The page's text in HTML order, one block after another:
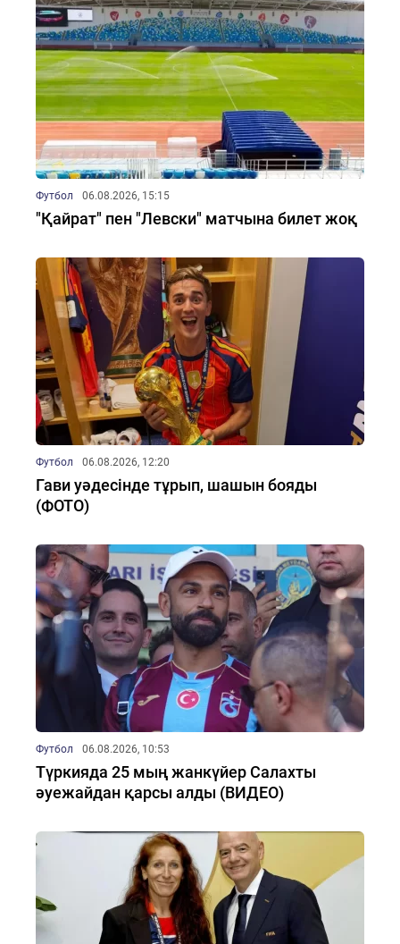
Футбол 06.08.2026, 15:15
"Қайрат" пен "Левски" матчына билет жоқ
Футбол 06.08.2026, 12:20
Гави уәдесінде тұрып, шашын бояды
(ФОТО)
Футбол 06.08.2026, 10:53
Түркияда 25 мың жанкүйер Салахты
әуежайдан қарсы алды (ВИДЕО)